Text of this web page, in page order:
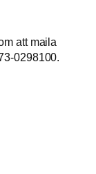
att maila
0298100.